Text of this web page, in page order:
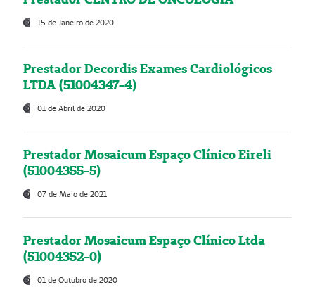
15 de Janeiro de 2020
Prestador Decordis Exames Cardiológicos
LTDA (51004347-4)
01 de Abril de 2020
Prestador Mosaicum Espaço Clínico Eireli
(51004355-5)
07 de Maio de 2021
Prestador Mosaicum Espaço Clínico Ltda
(51004352-0)
01 de Outubro de 2020